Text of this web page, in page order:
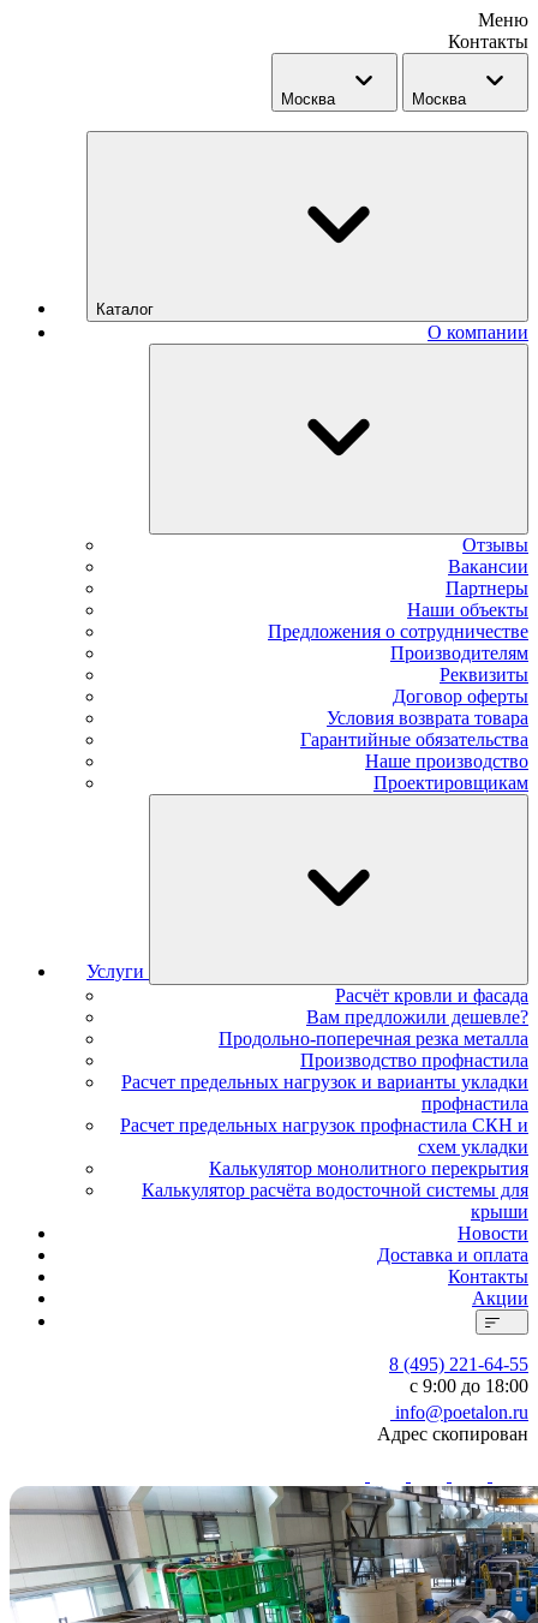
Меню
Контакты
Москва Москва
Каталог
О компании
Отзывы
Вакансии
Партнеры
Наши объекты
Предложения о сотрудничестве
Производителям
Реквизиты
Договор оферты
Условия возврата товара
Гарантийные обязательства
Наше производство
Проектировщикам
Услуги
Расчёт кровли и фасада
Вам предложили дешевле?
Продольно-поперечная резка металла
Производство профнастила
Расчет предельных нагрузок и варианты укладки
профнастила
Расчет предельных нагрузок профнастила СКН и
схем укладки
Калькулятор монолитного перекрытия
Калькулятор расчёта водосточной системы для
крыши
Новости
Доставка и оплата
Контакты
Акции
8 (495) 221-64-55
с 9:00 до 18:00
info@poetalon.ru
Адрес скопирован